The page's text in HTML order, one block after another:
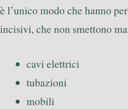
è l’unico modo che hanno
incisivi, che non smettono
cavi elettrici
tubazioni
mobili